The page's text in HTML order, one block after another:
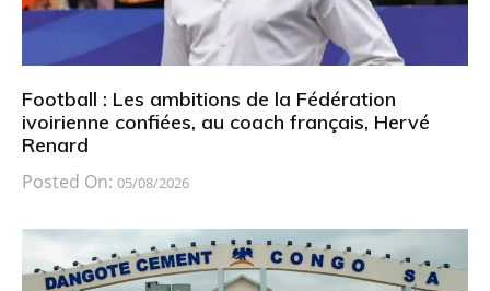
Football : Les ambitions de la Fédération
ivoirienne confiées, au coach français, Hervé
Renard
Posted On: 05/08/2026